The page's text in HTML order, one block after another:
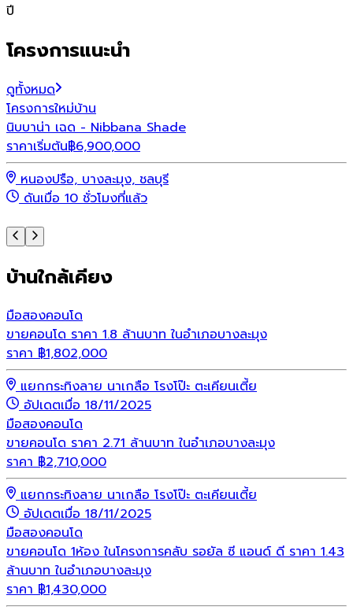
ปี
โครงการแนะนำ
ดูทั้งหมด
โครงการใหม่บ้าน
นิบบาน่า เฉด - Nibbana Shade
ราคาเริ่มต้น฿6,900,000
หนองปรือ, บางละมุง, ชลบุรี
ดันเมื่อ 10 ชั่วโมงที่แล้ว
บ้านใกล้เคียง
มือสองคอนโด
ขายคอนโด ราคา 1.8 ล้านบาท ในอำเภอบางละมุง
ราคา ฿1,802,000
แยกกระทิงลาย นาเกลือ โรงโป๊ะ ตะเคียนเตี้ย
อัปเดตเมื่อ 18/11/2025
มือสองคอนโด
ขายคอนโด ราคา 2.71 ล้านบาท ในอำเภอบางละมุง
ราคา ฿2,710,000
แยกกระทิงลาย นาเกลือ โรงโป๊ะ ตะเคียนเตี้ย
อัปเดตเมื่อ 18/11/2025
มือสองคอนโด
ขายคอนโด 1ห้อง ในโครงการคลับ รอยัล ซี แอนด์ ดี ราคา 1.43
ล้านบาท ในอำเภอบางละมุง
ราคา ฿1,430,000